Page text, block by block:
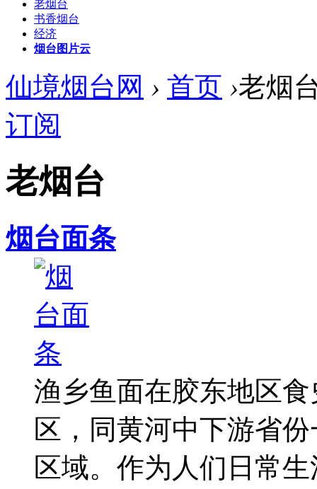
老烟台
书香烟台
经济
烟台图片云
仙境烟台网 › 首页 ›老烟
订阅
老烟台
烟台面条
渔乡鱼面在胶东地区
区，同黄河中下游省
区域。作为人们日常